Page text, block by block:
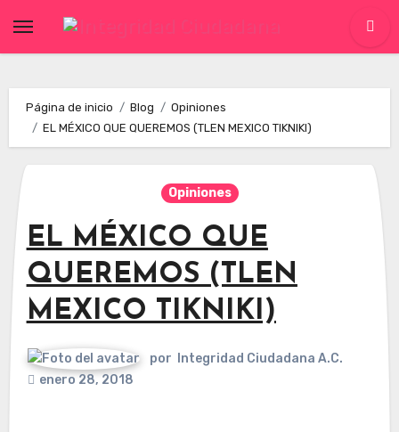
Página de inicio Blog
Opiniones
EL MÉXICO QUE QUEREMOS (TLEN MEXICO TIKNIKI)
Opiniones
EL MÉXICO QUE
QUEREMOS (TLEN
MEXICO TIKNIKI)
por
Integridad Ciudadana A.C.
enero 28, 2018